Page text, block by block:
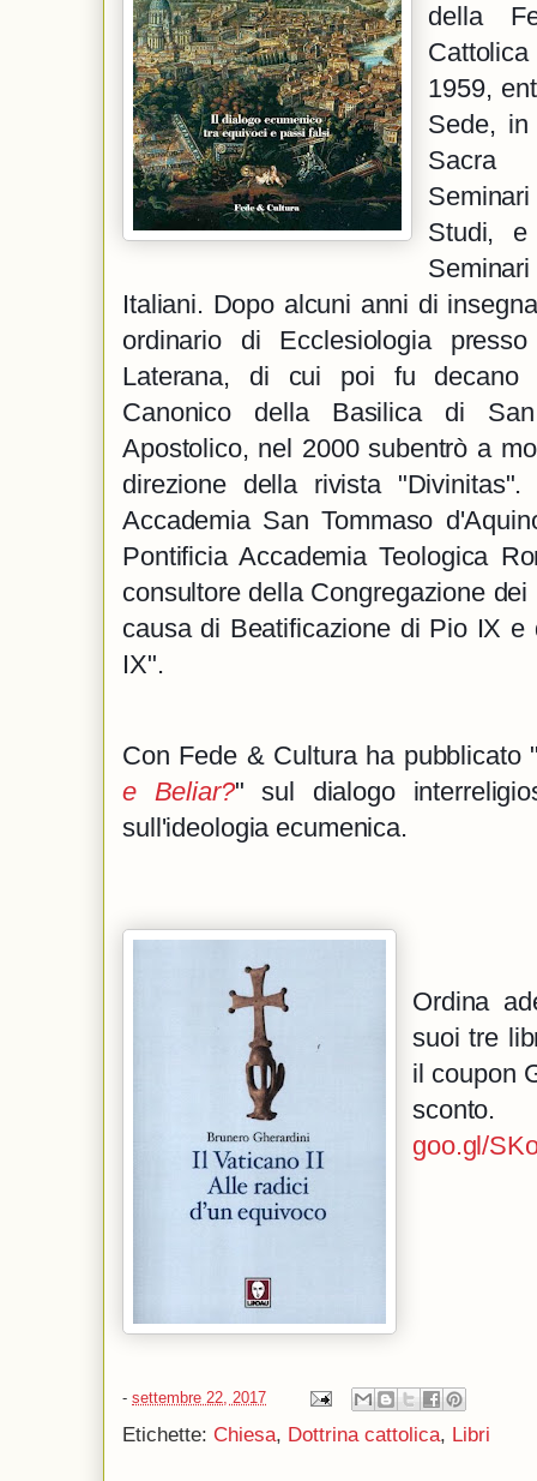
della
1959,
Sede,
Sacra
Studi, e
Italiani. Dopo alcuni anni di
ordinario di Ecclesiologia
Laterana, di cui poi fu decano
Canonico della Basilica di
Apostolico, nel 2000 subentrò a
direzione della rivista
Accademia San Tommaso
Pontificia Accademia Teologica
consultore della Congregazione
causa di Beatificazione di Pio IX e
IX".
Con Fede & Cultura ha pubblicato
e Beliar?" sul dialogo
sull'ideologia ecumenica.
Ordina
suoi tre
il coupon
goo.gl/
- settembre 22, 2017
Etichette: Chiesa, Dottrina cattolica, Libri